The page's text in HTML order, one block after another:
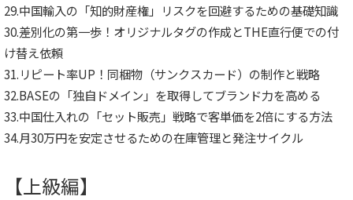
29.中国輸入の「知的財産権」リスクを回避するための基礎知識
30.差別化の第一歩！オリジナルタグの作成とTHE直行便での付
け替え依頼
31.リピート率UP！同梱物（サンクスカード）の制作と戦略
32.BASEの「独自ドメイン」を取得してブランド力を高める
33.中国仕入れの「セット販売」戦略で客単価を2倍にする方法
34.月30万円を安定させるための在庫管理と発注サイクル
【上級編】